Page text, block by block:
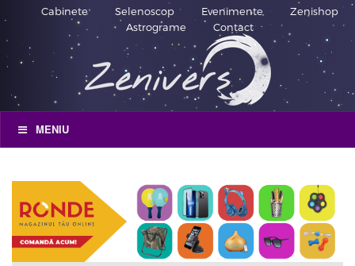
Cabinete Selenoscop Evenimente
Zenishop
Astrograme
Contact
MENIU